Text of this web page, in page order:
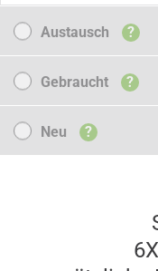
Austausch
Austausch ?
Gebraucht
Gebraucht ?
NeuNeu ?